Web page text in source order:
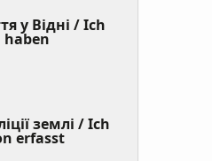
у Відні / Ich
(Value
землі / Ich
erfasst